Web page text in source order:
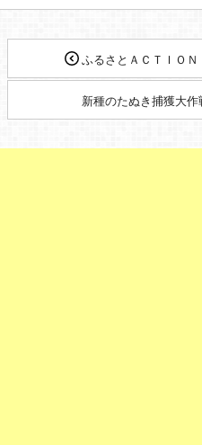
ふるさとＡＣＴＩＯＮ
新種のたぬき捕獲大作